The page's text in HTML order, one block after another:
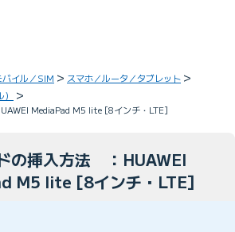
イル／SIM
スマホ／ルータ／タブレット
MediaPad M5 lite [8インチ・LTE]
の挿入方法 ：HUAWEI
M5 lite [8インチ・LTE]